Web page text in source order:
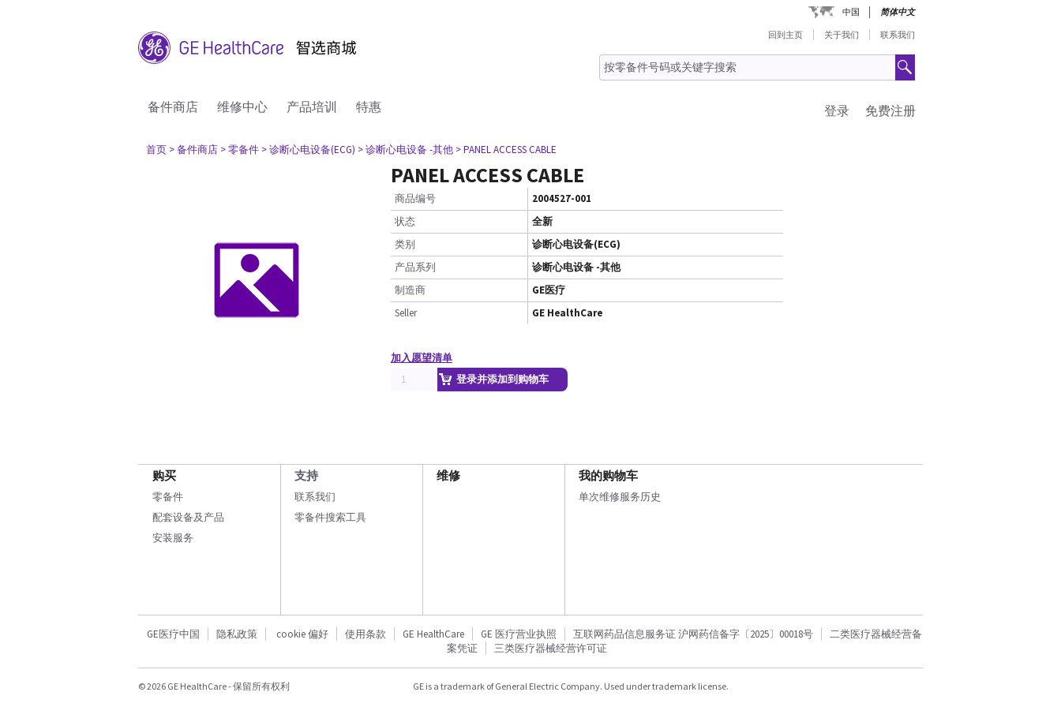
中国 简体中文
回到主页 关于我们 联系我们
备件商店 维修中心 产品培训 特惠 免费注册
登录
首页 > 备件商店 > 零备件 > 诊断心电设备(ECG) > 诊断心电设备 -其他 > PANEL ACCESS CABLE
PANEL ACCESS CABLE
商品编号
2004527-001
状态
全新
类别
诊断心电设备(ECG)
产品系列
诊断心电设备 -其他
制造商
GE医疗
Seller
GE HealthCare
加入愿望清单
登录并添加到购物车
购买
零备件
配套设备及产品
安装服务
支持
联系我们
零备件搜索工具
维修 我的购物车
单次维修服务历史
GE医疗中国 隐私政策 cookie 偏好 使用条款 GE HealthCare GE 医疗营业执照 互联网药品信息服务证 沪网药信备字〔2025〕00018号
二类医疗器械经营备
案凭证
三类医疗器械经营许可证
© 2026 GE HealthCare - 保留所有权利 GE is a trademark of General Electric Company. Used under trademark license.